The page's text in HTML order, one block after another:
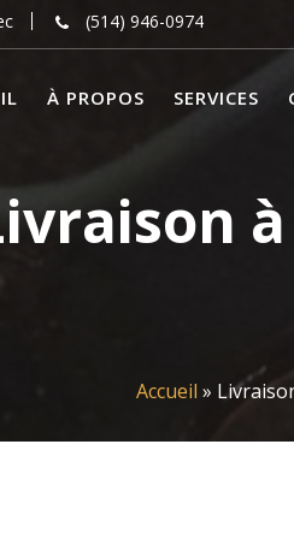
(514) 946-0974
À PROPOS SERVICES
Accueil »